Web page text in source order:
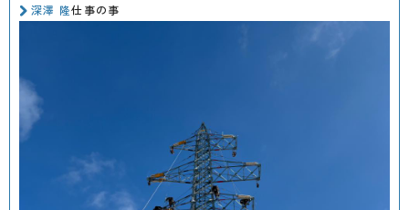
深澤 隆仕事の事